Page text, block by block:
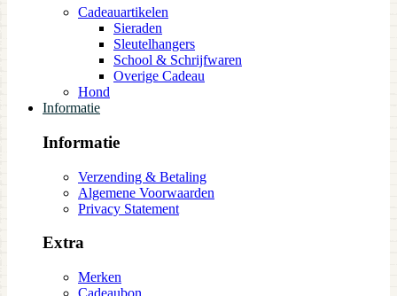
Cadeauartikelen
Sieraden
Sleutelhangers
School & Schrijfwaren
Overige Cadeau
Hond
Informatie
Informatie
Verzending & Betaling
Algemene Voorwaarden
Privacy Statement
Extra
Merken
Cadeaubon